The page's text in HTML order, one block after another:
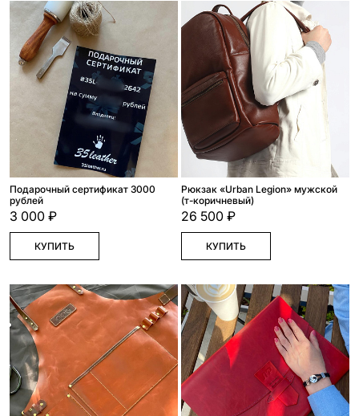
Подарочный сертификат 3000
рублей
3 000 ₽
КУПИТЬ
Рюкзак «Urban Legion» мужской
(т-коричневый)
26 500 ₽
КУПИТЬ